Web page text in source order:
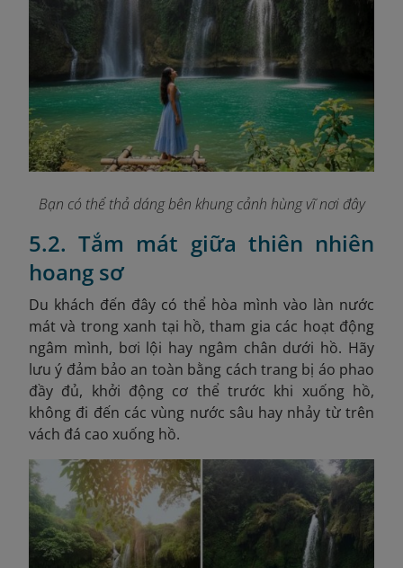
Bạn có thể thả dáng bên khung cảnh hùng vĩ nơi đây
5.2. Tắm mát giữa thiên nhiên
hoang sơ
Du khách đến đây có thể hòa mình vào làn nước
mát và trong xanh tại hồ, tham gia các hoạt động
ngâm mình, bơi lội hay ngâm chân dưới hồ. Hãy
lưu ý đảm bảo an toàn bằng cách trang bị áo phao
đầy đủ, khởi động cơ thể trước khi xuống hồ,
không đi đến các vùng nước sâu hay nhảy từ trên
vách đá cao xuống hồ.